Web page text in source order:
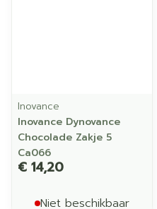
Inovance
Inovance Dynovance
Chocolade Zakje 5
Ca066
€ 14,20
Niet beschikbaar